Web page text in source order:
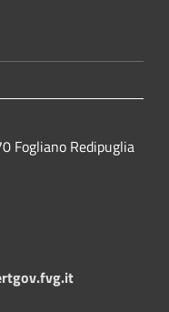
Fogliano Redipuglia